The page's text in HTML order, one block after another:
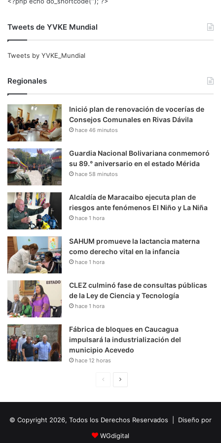
Tweets de YVKE Mundial
Tweets by YVKE_Mundial
Regionales
Inició plan de renovación de vocerías de
Consejos Comunales en Rivas Dávila
hace 46 minutos
Guardia Nacional Bolivariana conmemoró
su 89.° aniversario en el estado Mérida
hace 58 minutos
Alcaldía de Maracaibo ejecuta plan de
riesgos ante fenómenos El Niño y La Niña
hace 1 hora
SAHUM promueve la lactancia materna
como derecho vital en la infancia
hace 1 hora
CLEZ culminó fase de consultas públicas
de la Ley de Ciencia y Tecnología
hace 1 hora
Fábrica de bloques en Caucagua
impulsará la industrialización del
municipio Acevedo
hace 12 horas
i
n
u
i
© Copyright 2026, Todos los Derechos Reservados | Diseño por
WGdigital